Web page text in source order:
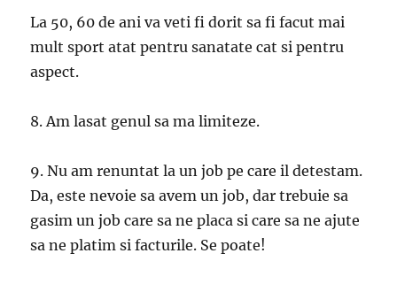
La 50, 60 de ani va veti fi dorit sa fi facut mai
mult sport atat pentru sanatate cat si pentru
aspect.
8. Am lasat genul sa ma limiteze.
9. Nu am renuntat la un job pe care il detestam.
Da, este nevoie sa avem un job, dar trebuie sa
gasim un job care sa ne placa si care sa ne ajute
sa ne platim si facturile. Se poate!